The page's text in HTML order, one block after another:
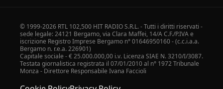
© 1999-2026 RTL 102,500 HIT RADIO S.R.L. - Tutti i diritti riservati -
sede legale: 24121 Bergamo, via Clara Maffei, 14/A C.F./P.IVA e
iscrizione Registro Imprese Bergamo n° 01646950160 - (c.c.i.a.a.
Bergamo n. r.e.a. 226901)
Capitale sociale - € 25.000.000,00 i.v. Licenza SIAE N. 3210/I/3087.
Testata giornalistica registrata il 07/01/2010 al n° 1972 Tribunale
Monza - Direttore Responsabile Ivana Faccioli